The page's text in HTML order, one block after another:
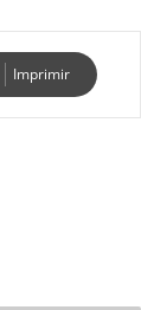
Imprimir